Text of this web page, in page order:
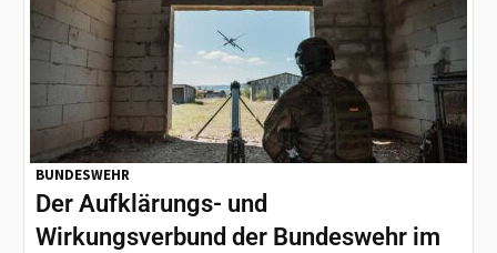
BUNDESWEHR
Der Aufklärungs- und
Wirkungsverbund der Bundeswehr im